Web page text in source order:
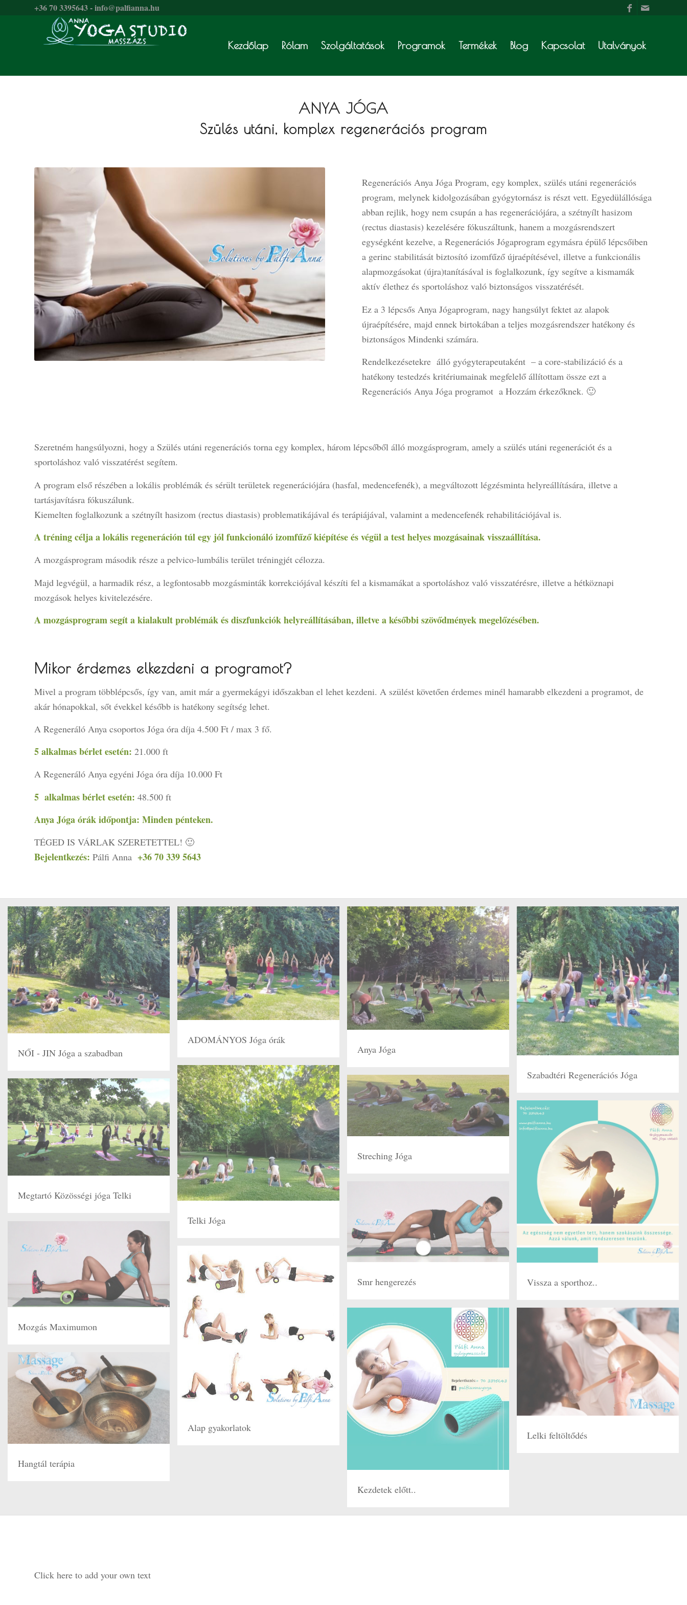
+36 70 3395643 - info@palfianna.hu
Kezdőlap Rólam Szolgáltatások Programok Termékek Blog Kapcsolat Utalványok
ANYA JÓGA
Szülés utáni, komplex regenerációs program
Regenerációs Anya Jóga Program, egy komplex, szülés utáni regenerációs
program, melynek kidolgozásában gyógytornász is részt vett. Egyedülállósága
abban rejlik, hogy nem csupán a has regenerációjára, a szétnyílt hasizom
(rectus diastasis) kezelésére fókuszáltunk, hanem a mozgásrendszert
egységként kezelve, a Regenerációs Jógaprogram egymásra épülő lépcsőiben
a gerinc stabilitását biztosító izomfűző újraépítésével, illetve a funkcionális
alapmozgásokat (újra)tanításával is foglalkozunk, így segítve a kismamák
aktív élethez és sportoláshoz való biztonságos visszatérését.
Ez a 3 lépcsős Anya Jógaprogram, nagy hangsúlyt fektet az alapok
újraépítésére, majd ennek birtokában a teljes mozgásrendszer hatékony és
biztonságos Mindenki számára.
Rendelkezésetekre álló gyógyterapeutaként – a core-stabilizáció és a
hatékony testedzés kritériumainak megfelelő állítottam össze ezt a
Regenerációs Anya Jóga programot a Hozzám érkezőknek. 🙂
Szeretném hangsúlyozni, hogy a Szülés utáni regenerációs torna egy komplex, három lépcsőből álló mozgásprogram, amely a szülés utáni regenerációt és a
sportoláshoz való visszatérést segítem.
A program első részében a lokális problémák és sérült területek regenerációjára (hasfal, medencefenék), a megváltozott légzésminta helyreállítására, illetve a
tartásjavításra fókuszálunk.
Kiemelten foglalkozunk a szétnyílt hasizom (rectus diastasis) problematikájával és terápiájával, valamint a medencefenék rehabilitációjával is.
A tréning célja a lokális regeneráción túl egy jól funkcionáló izomfűző kiépítése és végül a test helyes mozgásainak visszaállítása.
A mozgásprogram második része a pelvico-lumbális terület tréningjét célozza.
Majd legvégül, a harmadik rész, a legfontosabb mozgásminták korrekciójával készíti fel a kismamákat a sportoláshoz való visszatérésre, illetve a hétköznapi
mozgások helyes kivitelezésére.
A mozgásprogram segít a kialakult problémák és diszfunkciók helyreállításában, illetve a későbbi szövődmények megelőzésében.
Mikor érdemes elkezdeni a programot?
Mivel a program többlépcsős, így van, amit már a gyermekágyi időszakban el lehet kezdeni. A szülést követően érdemes minél hamarabb elkezdeni a programot, de
akár hónapokkal, sőt évekkel később is hatékony segítség lehet.
A Regeneráló Anya csoportos Jóga óra díja 4.500 Ft / max 3 fő.
5 alkalmas bérlet esetén: 21.000 ft
A Regeneráló Anya egyéni Jóga óra díja 10.000 Ft
5 alkalmas bérlet esetén: 48.500 ft
Anya Jóga órák időpontja: Minden pénteken.
TÉGED IS VÁRLAK SZERETETTEL! 🙂
Bejelentkezés: Pálfi Anna +36 70 339 5643
NŐI - JIN Jóga a szabadban
ADOMÁNYOS Jóga órák
Anya Jóga
Szabadtéri Regenerációs Jóga
Telki Jóga
Streching Jóga
Megtartó Közösségi jóga Telki
Vissza a sporthoz..
Smr hengerezés
Mozgás Maximumon
Alap gyakorlatok
Kezdetek előtt..
Lelki feltöltődés
Hangtál terápia
Click here to add your own text